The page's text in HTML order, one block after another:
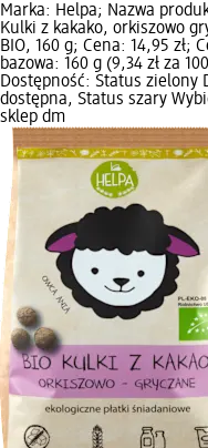
Marka: Helpa; Nazwa
Kulki z kakako, orkiszowo
BIO, 160 g; Cena: 14,95 zł;
bazowa: 160 g (9,34 zł za
Dostępność: Status zielony
dostępna, Status szary
sklep dm